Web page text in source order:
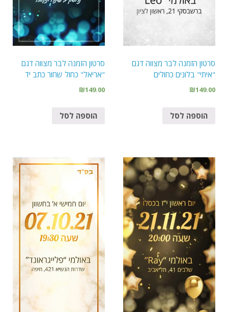
סרטון הזמנה לבר מצווה דגם
"איתי" בלונים כחולים
₪149.00
הוספה לסל
סרטון הזמנה לבר מצווה דגם
"אריאל" כחול שחור כתב יד
₪149.00
הוספה לסל